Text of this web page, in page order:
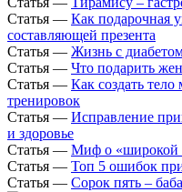
Статья — Как подарочная
составляющей презента
Статья — Жизнь с
Статья — Что подарить
Статья — Как создать
тренировок
Статья — Исправление
и здоровье
Статья — Миф о «широкой
Статья — Топ 5 ошибок
Статья — Сорок пять –